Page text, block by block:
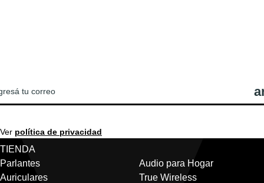
Ver política de privacidad
TIENDA
Parlantes
Audio para Hogar
Auriculares
True Wireless